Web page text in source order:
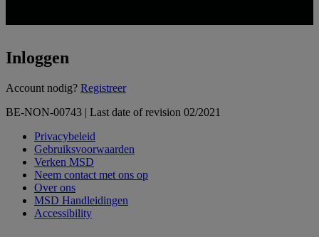
Inloggen
Loading...
Account nodig? Registreer
BE-NON-00743 | Last date of revision 02/2021
Privacybeleid
Gebruiksvoorwaarden
Verken MSD
Neem contact met ons op
Over ons
MSD Handleidingen
Accessibility